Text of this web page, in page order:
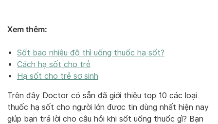
Xem thêm:
Sốt bao nhiêu độ thì uống thuốc hạ sốt?
Cách hạ sốt cho trẻ
Hạ sốt cho trẻ sơ sinh
Trên đây Doctor có sẵn đã giới thiệu top 10 các loại
thuốc hạ sốt cho người lớn được tin dùng nhất hiện nay
giúp bạn trả lời cho câu hỏi khi sốt uống thuốc gì? Bạn